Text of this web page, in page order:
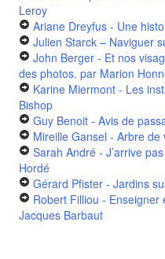
Leroy
Ariane Dreyfus - Une
Julien Starck – Naviguer
John Berger - Et nos
des photos. par Marion
Karine Miermont - Les
Bishop
Guy Benoit - Avis de
Mireille Gansel - Arbre de
Sarah André - J’arrive
Hordé
Gérard Pfister - Jardins
Robert Filliou -
Jacques Barbaut